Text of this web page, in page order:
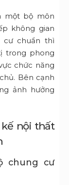
một bộ môn
không gian
cư chuẩn thì
trong phong
chức năng
Bên cạnh
ảnh hưởng
nội thất
chung cư